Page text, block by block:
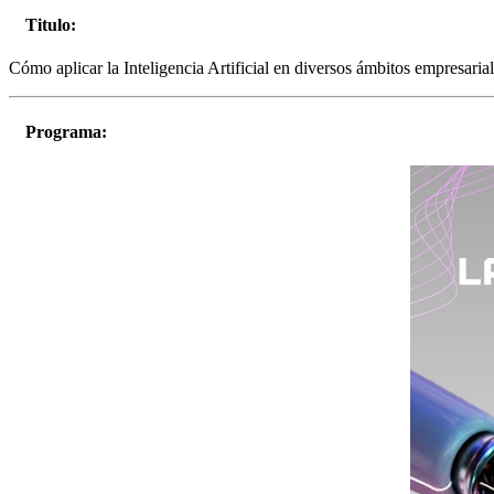
Titulo:
Cómo aplicar la Inteligencia Artificial en diversos ámbitos
Programa: